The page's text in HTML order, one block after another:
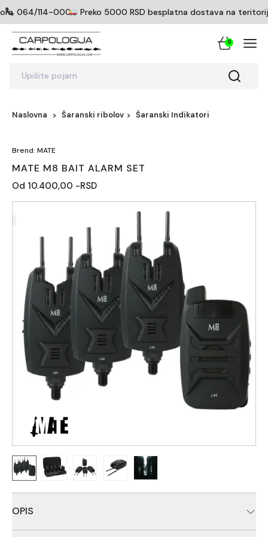
064/114-0005Preko 5000 RSD besplatna dostava na teritoriji
Upišite pojam
0
Naslovna Šaranski ribolov Šaranski Indikatori
Brend: MATE
MATE M8 BAIT ALARM SET
Od 10.400,00 -RSD
OPIS